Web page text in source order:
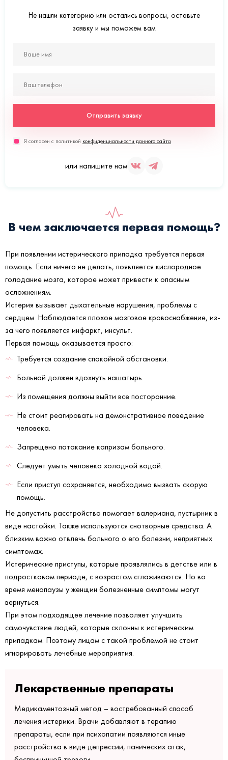
Не нашли категорию или остались вопросы, оставьте
заявку и мы поможем вам
Отправить заявку
Я согласен с политикой конфиденциальности данного сайта
или напишите нам
В чем заключается первая помощь?
При появлении истерического припадка требуется первая
помощь. Если ничего не делать, появляется кислородное
голодание мозга, которое может привести к опасным
осложнениям.
Истерия вызывает дыхательные нарушения, проблемы с
сердцем. Наблюдается плохое мозговое кровоснабжение, из-
за чего появляется инфаркт, инсульт.
Первая помощь оказывается просто:
Требуется создание спокойной обстановки.
Больной должен вдохнуть нашатырь.
Из помещения должны выйти все посторонние.
Не стоит реагировать на демонстративное поведение
человека.
Запрещено потакание капризам больного.
Следует умыть человека холодной водой.
Если приступ сохраняется, необходимо вызвать скорую
помощь.
Не допустить расстройство помогает валериана, пустырник в
виде настойки. Также используются снотворные средства. А
близким важно отвлечь больного о его болезни, неприятных
симптомах.
Истерические приступы, которые проявлялись в детстве или в
подростковом периоде, с возрастом сглаживаются. Но во
время менопаузы у женщин болезненные симптомы могут
вернуться.
При этом подходящее лечение позволяет улучшить
самочувствие людей, которые склонны к истерическим
припадкам. Поэтому лицам с такой проблемой не стоит
игнорировать лечебные мероприятия.
Лекарственные препараты
Медикаментозный метод – востребованный способ
лечения истерики. Врачи добавляют в терапию
препараты, если при психопатии появляются иные
расстройства в виде депрессии, панических атак,